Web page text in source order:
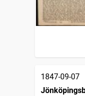
1847-09-07